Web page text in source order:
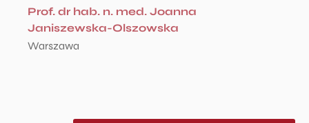
Prof. dr hab. n. med. Joanna
Janiszewska-Olszowska
Warszawa